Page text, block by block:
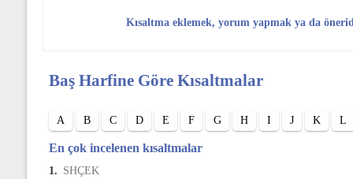
Kısaltma eklemek, yorum yapmak ya da
Baş Harfine Göre Kısaltmalar
A B C D E F G H I J K L
En çok incelenen kısaltmalar
1. SHÇEK